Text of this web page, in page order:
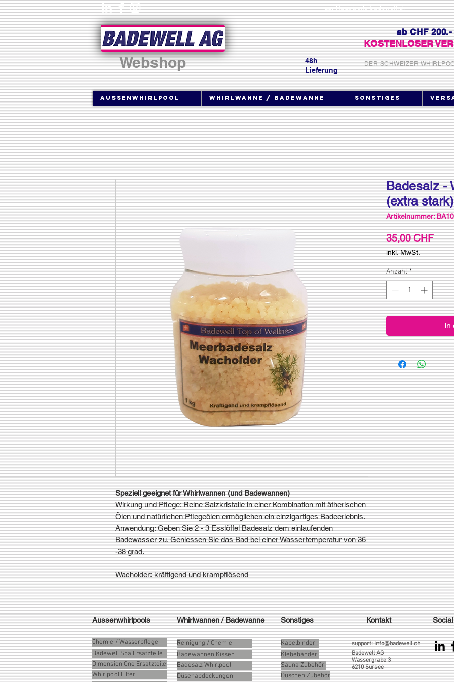
zur Hauptseite badewell.ch
Webshop
48h
Lieferung
ab CHF 200.-
KOSTENLOSER
DER SCHWEIZER
Aussenwhirlpool Whirlwanne / Badewanne Sonstiges
Speziell geeignet für Whirlwannen (und Badewannen)
Wirkung und Pflege: Reine Salzkristalle in einer Kombination mit ätherischen
Ölen und natürlichen Pflegeölen ermöglichen ein einzigartiges Badeerlebnis.
Anwendung: Geben Sie 2 - 3 Esslöffel Badesalz dem einlaufenden
Badewasser zu. Geniessen Sie das Bad bei einer Wassertemperatur von 36
-38 grad.
Wacholder: kräftigend und krampflösend
Badesalz -
(extra stark)
Artikelnummer:
35,00 CHF
inkl. MwSt.
Anzahl *
In
Aussenwhirlpools
Chemie / Wasserpflege
Badewell Spa Ersatzteile
Dimension One Ersatzteile
Whirlpool Filter
Whirlwannen / Badewanne
Reinigung / Chemie
Badewannen Kissen
Badesalz Whirlpool
Düsenabdeckungen
Sonstiges
Kabelbinder
Klebebänder
Sauna Zubehör
Duschen Zubehör
Kontakt
support:info@badewell.ch
Badewell AG
Wassergrabe 3
6210 Sursee